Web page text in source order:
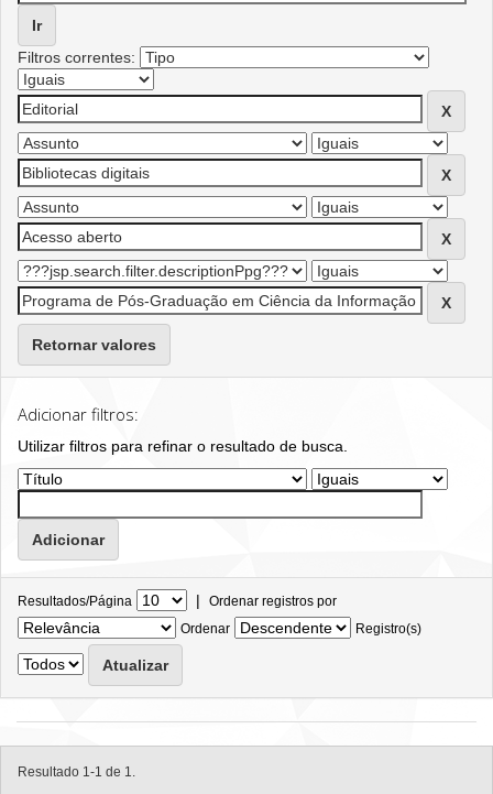
Filtros correntes:
Retornar valores
Adicionar filtros:
Utilizar filtros para refinar o resultado de busca.
Resultados/Página | Ordenar registros por
Ordenar
Registro(s)
Resultado 1-1 de 1.